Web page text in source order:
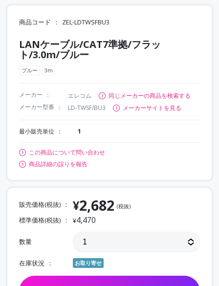
商品コード ZEL-LDTWSFBU3
LANケーブル/CAT7準拠/フラッ
ト/3.0m/ブルー
ブルー 3m
メーカー エレコム
同じメーカーの商品を検索する
メーカー型番
LD-TWSF/BU3 メーカーサイトを見る
最小販売単位 1
この商品について問い合わせ
商品詳細の誤りを報告
販売価格(税抜) ¥2,682 (税抜)
標準価格(税抜) ¥4,470
数量
在庫状況 お取り寄せ